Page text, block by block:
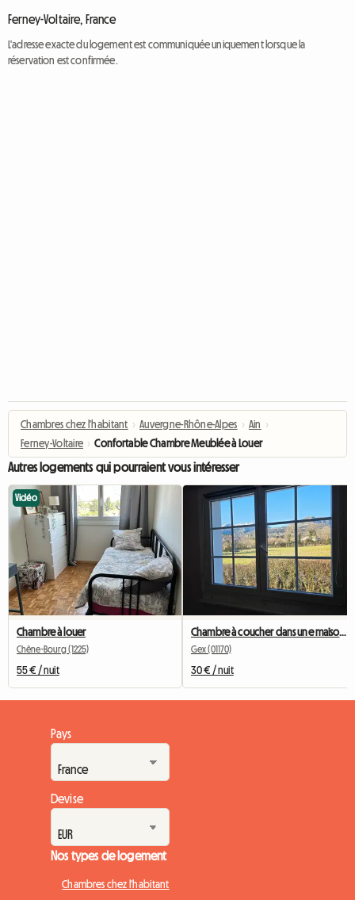
Ferney-Voltaire, France
L'adresse exacte du logement est communiquée uniquement lorsque la
réservation est confirmée.
Chambres chez l'habitant › Auvergne-Rhône-Alpes › Ain ›
Ferney-Voltaire › Confortable Chambre Meublée à Louer
Autres logements qui pourraient vous intéresser
Vidéo
Chambre à louer
Chêne-Bourg (1225)
55 € / nuit
Chambre à coucher dans une maison au calme
Gex (01170)
30 € / nuit
Pays
Devise
Nos types de logement
Chambres chez l'habitant